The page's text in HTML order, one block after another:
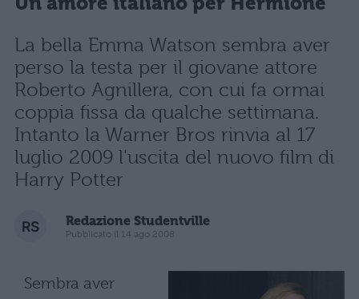
La bella Emma Watson sembra aver
perso la testa per il giovane attore
Roberto Agnillera, con cui fa ormai
coppia fissa da qualche settimana.
Intanto la Warner Bros rinvia al 17
luglio 2009 l'uscita del nuovo film di
Harry Potter
Redazione Studentville
Pubblicato il 14 ago 2008
Sembra aver